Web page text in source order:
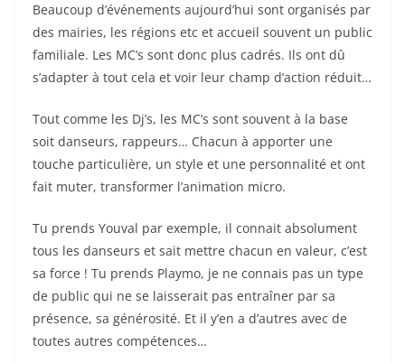
Beaucoup d’événements aujourd’hui sont organisés par
des mairies, les régions etc et accueil souvent un public
familiale. Les MC’s sont donc plus cadrés. Ils ont dû
s’adapter à tout cela et voir leur champ d’action réduit…
Tout comme les Dj’s, les MC’s sont souvent à la base
soit danseurs, rappeurs… Chacun à apporter une
touche particulière, un style et une personnalité et ont
fait muter, transformer l’animation micro.
Tu prends Youval par exemple, il connait absolument
tous les danseurs et sait mettre chacun en valeur, c’est
sa force ! Tu prends Playmo, je ne connais pas un type
de public qui ne se laisserait pas entraîner par sa
présence, sa générosité. Et il y’en a d’autres avec de
toutes autres compétences…